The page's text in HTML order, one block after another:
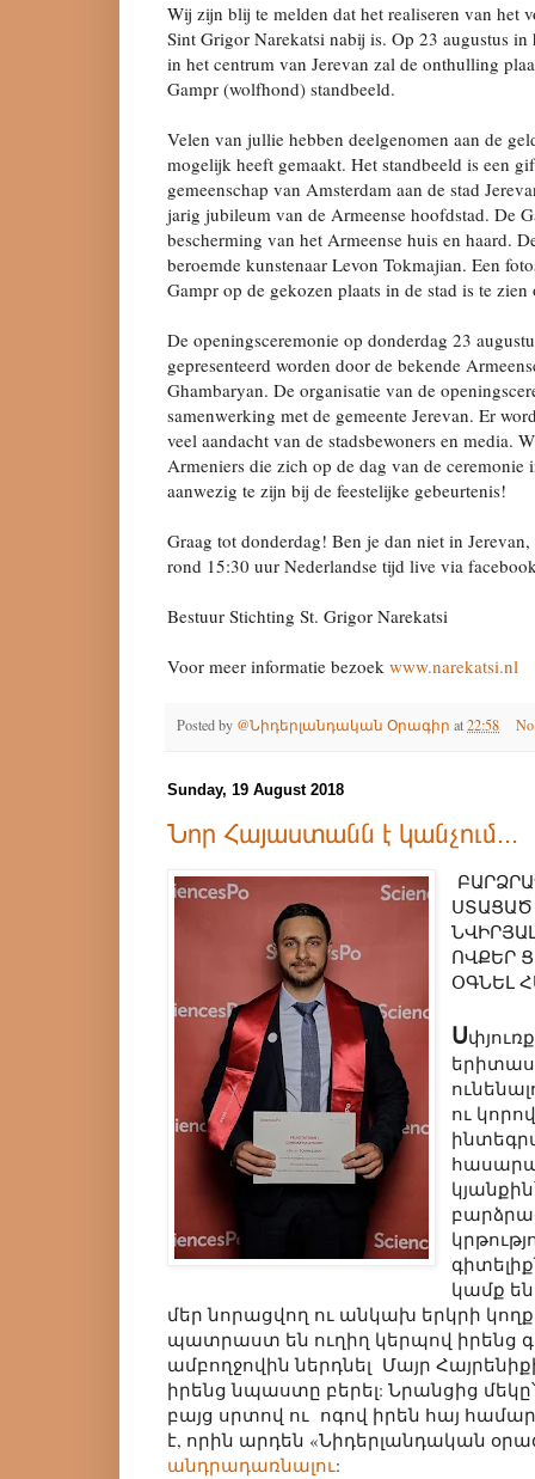
Wij zijn blij te melden dat het realiseren van het
Sint Grigor Narekatsi nabij is. Op 23 augustus
in het centrum van Jerevan zal de onthulling
Gampr (wolfhond) standbeeld.
Velen van jullie hebben deelgenomen aan de
mogelijk heeft gemaakt. Het standbeeld is een
gemeenschap van Amsterdam aan de stad
jarig jubileum van de Armeense hoofdstad. De
bescherming van het Armeense huis en haard.
beroemde kunstenaar Levon Tokmajian. Een
Gampr op de gekozen plaats in de stad is te
De openingsceremonie op donderdag 23
gepresenteerd worden door de bekende
Ghambaryan. De organisatie van de
samenwerking met de gemeente Jerevan. Er
veel aandacht van de stadsbewoners en media.
Armeniers die zich op de dag van de
aanwezig te zijn bij de feestelijke gebeurtenis!
Graag tot donderdag! Ben je dan niet in
rond 15:30 uur Nederlandse tijd live via
Bestuur Stichting St. Grigor Narekatsi
Voor meer informatie bezoek www.narekatsi.nl
Posted by @Նիդերլանդական Օրագիր at22:58
Sunday, 19 August 2018
Նոր Հայաստանն է կանչում...
ՈՎՔԵՐ
ՕԳՆԵԼ
Ս
ու
կամք են
մեր նորացվող ու անկախ երկրի
պատրաստ են ուղիղ կերպով իրենց
ամբողջովին ներդնել Մայր
իրենց նպաստը բերել: Նրանցից
բայց սրտով ու ոգով իրեն հայ
է, որին արդեն «Նիդերլանդական
անդրադառնալու: